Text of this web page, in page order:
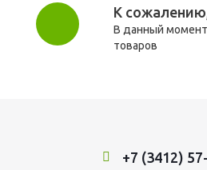
К
В данный
товаров
+7 (3412)